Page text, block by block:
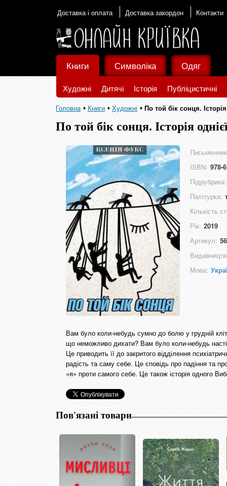
Доставка і оплата Доставка закордон Контакти
Книги
Художні Дитячі Історія Публіцистичні
Символіка Одяг
Головна Книги Художні По той бік сонця.
По той бік сонця. Історія
ISBN: 978-
Підрубрика:
Палітурка:
Кількість
Рік: 2019
Артикул:
Мова:
Вам було коли-небудь сумно до болю у грудній
що неможливо дихати? Вам було коли-небудь
Це приводить її до закритого відділення
радість та саму себе. Це сповідь про падіння та
«я» проти самого себе. Це також історія одного
Пов'язані товари